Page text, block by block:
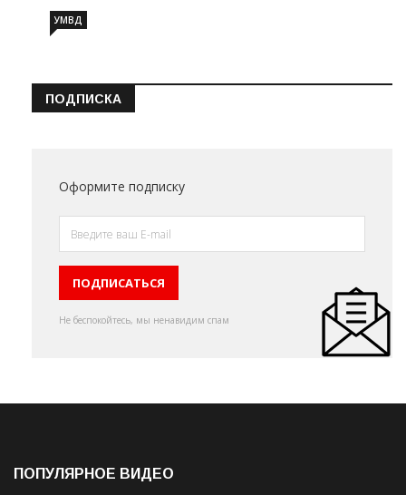
УМВД
ПОДПИСКА
Оформите подписку
Не беспокойтесь, мы ненавидим спам
ПОПУЛЯРНОЕ ВИДЕО